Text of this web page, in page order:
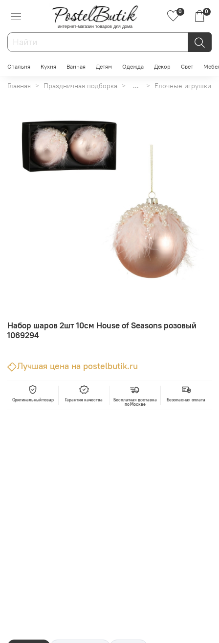
интернет-магазин товаров для дома
0 0
Спальня Кухня Ванная Детям Одежда Декор Свет
Главная Праздничная подборка ... Елочные игрушки
Набор шаров 2шт 10см House of Seasons розовый
1069294
Лучшая цена на postelbutik.ru
Оригинальный товар Гарантия качества
Бесплатная доставка
по Москве
Безопасная оплата